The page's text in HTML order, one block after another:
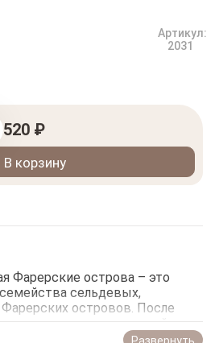
Артикул:
2031
520 ₽
В корзину
Фарерские острова – это
сельдевых,
островов. После
заморозке и в кратчайшие
реализации. Сельдь